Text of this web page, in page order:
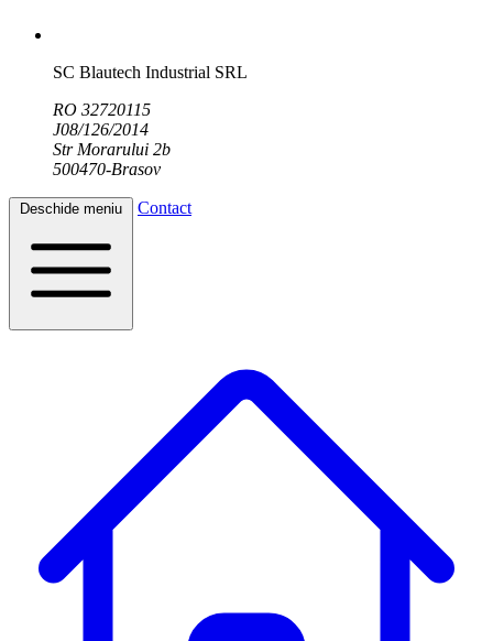
SC Blautech Industrial SRL
RO 32720115
J08/126/2014
Str Morarului 2b
500470-Brasov
Deschide meniu Contact